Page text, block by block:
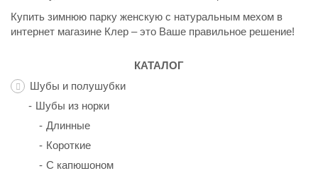
Купить зимнюю парку женскую с натуральным мехом в
интернет магазине Клер – это Ваше правильное решение!
КАТАЛОГ
Шубы и полушубки
Шубы из норки
Длинные
Короткие
С капюшоном